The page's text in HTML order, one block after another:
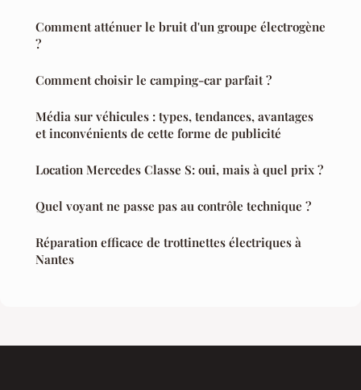
Comment atténuer le bruit d'un groupe électrogène
?
Comment choisir le camping-car parfait ?
Média sur véhicules : types, tendances, avantages
et inconvénients de cette forme de publicité
Location Mercedes Classe S: oui, mais à quel prix ?
Quel voyant ne passe pas au contrôle technique ?
Réparation efficace de trottinettes électriques à
Nantes